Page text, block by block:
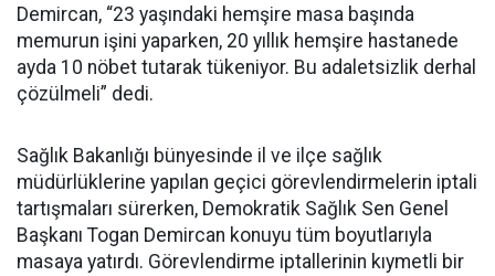
Demircan, “23 yaşındaki hemşire masa başında
memurun işini yaparken, 20 yıllık hemşire hastanede
ayda 10 nöbet tutarak tükeniyor. Bu adaletsizlik derhal
çözülmeli” dedi.
Sağlık Bakanlığı bünyesinde il ve ilçe sağlık
müdürlüklerine yapılan geçici görevlendirmelerin iptali
tartışmaları sürerken, Demokratik Sağlık Sen Genel
Başkanı Togan Demircan konuyu tüm boyutlarıyla
masaya yatırdı. Görevlendirme iptallerinin kıymetli bir